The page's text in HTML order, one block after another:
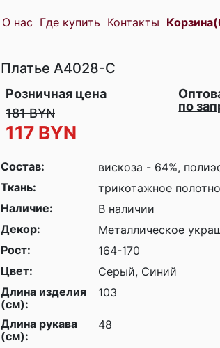
О нас Где купить Контакты
Платье A4028-С
Розничная цена
181 BYN
117 BYN
по
Состав:
вискоза - 64%,
Ткань:
трикотажное полотно
Наличие:
В наличии
Декор:
Металлическое
Рост:
164-170
Цвет:
Серый, Синий
Длина изделия
(см):
103
Длина рукава
(см):
48